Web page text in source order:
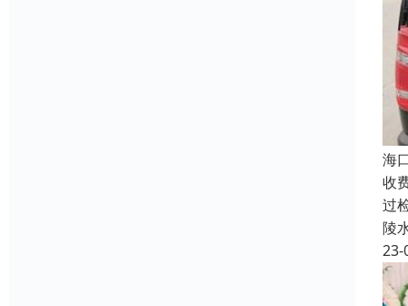
海
收
过
陵
23-